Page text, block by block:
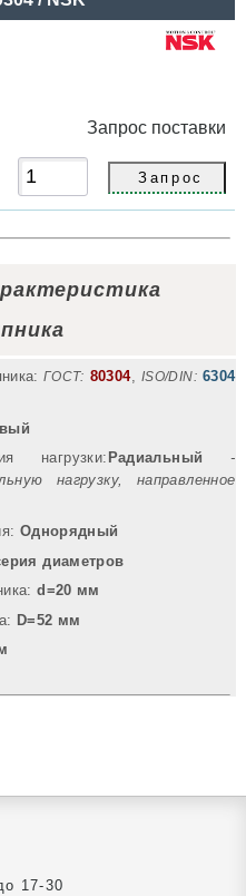
Запрос поставки
ГОСТ: 80304, ISO/DIN: 6304
нагрузки: Радиальный
-
нагрузку, направленное
Однорядный
диаметров
d=20 мм
D=52 мм
17-30